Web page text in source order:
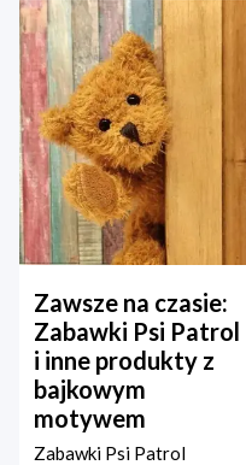
Zawsze na czasie:
Zabawki Psi Patrol
i inne produkty z
bajkowym
motywem
Zabawki Psi Patrol